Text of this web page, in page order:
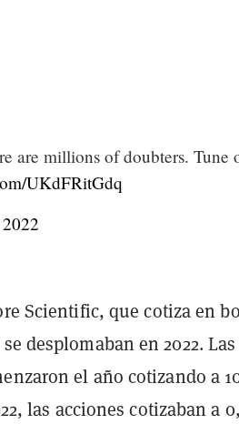
are millions of doubters. Tune
UKdFRitGdq
Scientific, que cotiza en
desplomaban en 2022. Las
el año cotizando a
las acciones cotizaban a